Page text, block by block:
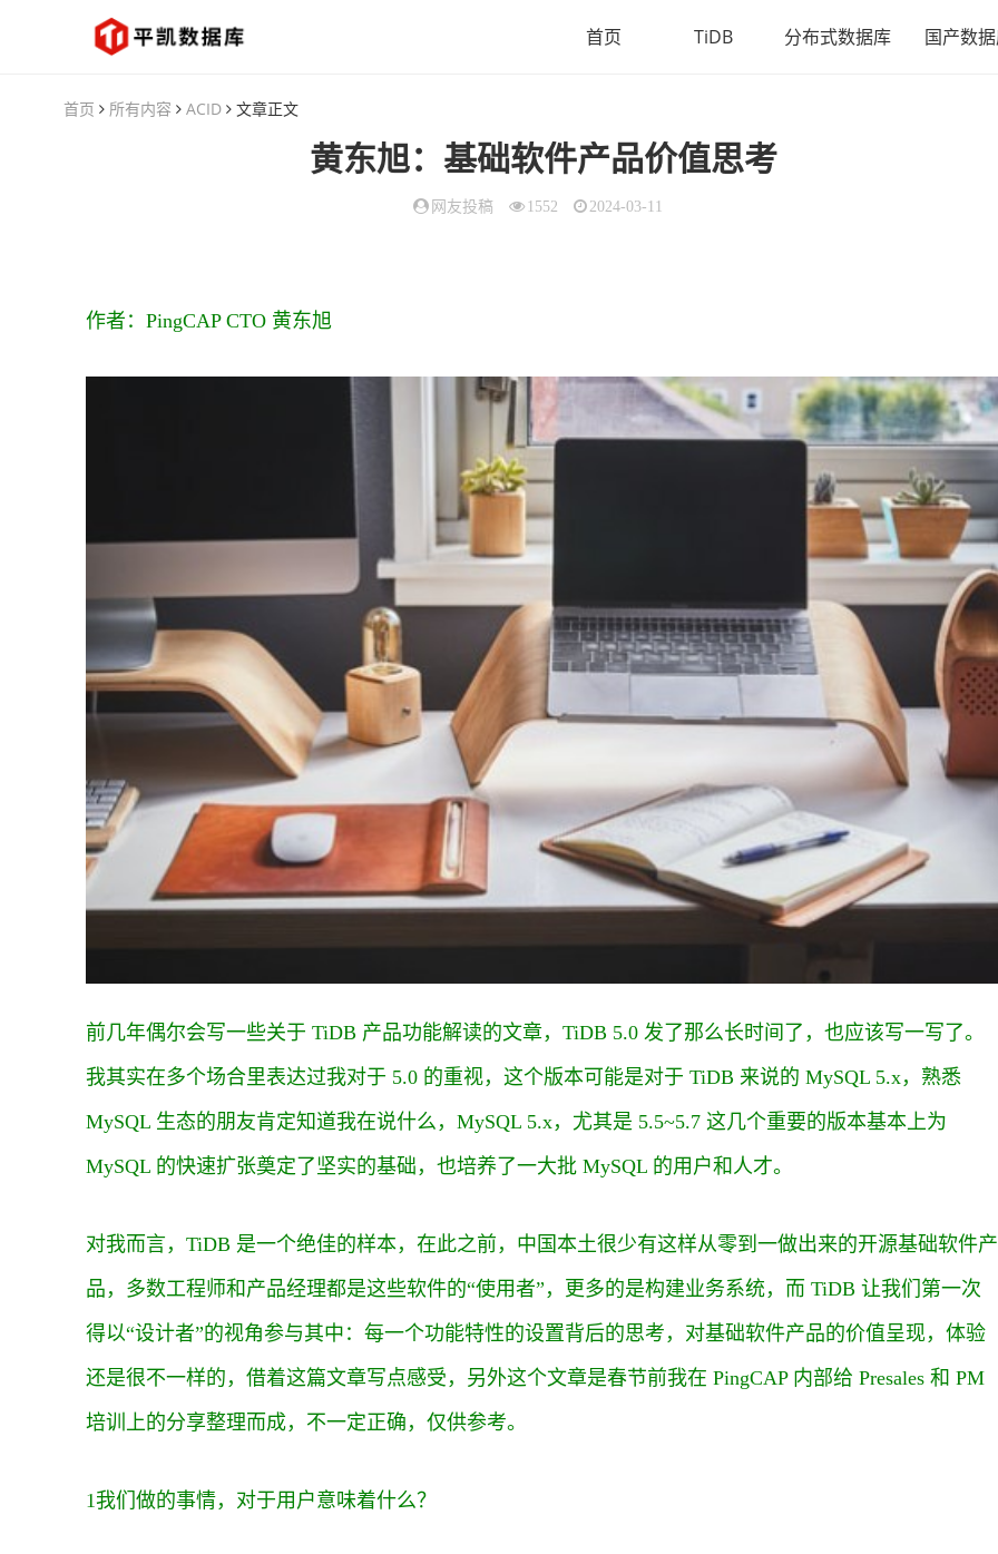
首页 TiDB 分布式数据库 国产数
首页 所有内容 ACID 文章正文
黄东旭：基础软件产品价值思考
网友投稿 1552 2024-03-11
作者：PingCAP CTO 黄东旭
前几年偶尔会写一些关于 TiDB 产品功能解读的文章，TiDB 5.0 发了那么长时间了，也应该写一写了。
我其实在多个场合里表达过我对于 5.0 的重视，这个版本可能是对于 TiDB 来说的 MySQL 5.x，熟悉
MySQL 生态的朋友肯定知道我在说什么，MySQL 5.x，尤其是 5.5~5.7 这几个重要的版本基本上为
MySQL 的快速扩张奠定了坚实的基础，也培养了一大批 MySQL 的用户和人才。
对我而言，TiDB 是一个绝佳的样本，在此之前，中国本土很少有这样从零到一做出来的开源基础软件产
品，多数工程师和产品经理都是这些软件的“使用者”，更多的是构建业务系统，而 TiDB 让我们第一次
得以“设计者”的视角参与其中：每一个功能特性的设置背后的思考，对基础软件产品的价值呈现，体验
还是很不一样的，借着这篇文章写点感受，另外这个文章是春节前我在 PingCAP 内部给 Presales 和 PM
培训上的分享整理而成，不一定正确，仅供参考。
1我们做的事情，对于用户意味着什么？